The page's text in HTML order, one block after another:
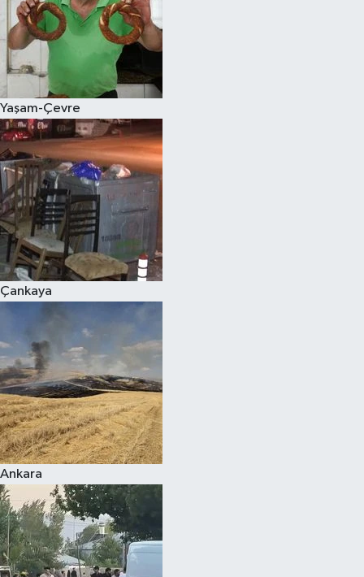
Yaşam-Çevre
Çankaya
Ankara
Sağlık
Siyaset
Teknoloji
Televizyon
Yaşam-Çevre